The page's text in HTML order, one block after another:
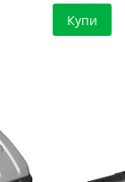
Купи